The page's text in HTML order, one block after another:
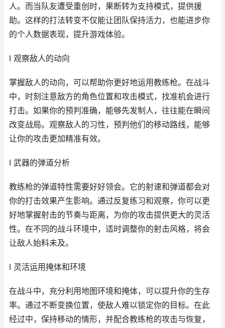
人。而当队友遭受重创时，果断转为支持模式，提供援
助。这样的打法转变不仅能让团队保持活力，也能进步你
的个人数据表现，提升游戏体验。
I 观察敌人的动向
掌握敌人的动向，可以帮助你更好地运用教练枪。在战斗
中，时刻注意敌方的角色位置和攻击模式，找准机会进行
打击。如果你的预判准确，能够先发制人，往往能在瞬间
改变战局。观察敌人的习性，预判他们的移动路线，能够
让你的攻击更加精准有效。
I 武器的弹道分析
教练枪的弹道特性需要好好领会。它的射速和弹道都会对
你的打击效果产生影响。通过反复练习和观察，你可以更
好地掌握射击的节奏与距离，为你的攻击提供更大的灵活
性。在不同的战斗环境中，适时调整你的射击风格，将会
让敌人始料未及。
I 灵活运用掩体和环境
在战斗中，充分利用地图环境和掩体，可以提升你的生存
率。通过不断变换位置，使敌人难以锁定你的目标。在此
经过中，保持移动的情形，并配合教练枪的攻击与恢复，